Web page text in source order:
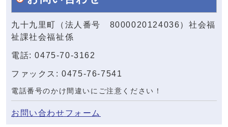
九十九里町（法人番号 8000020124036）社会福
祉課社会福祉係
電話: 0475-70-3162
ファックス: 0475-76-7541
電話番号のかけ間違いにご注意ください！
お問い合わせフォーム